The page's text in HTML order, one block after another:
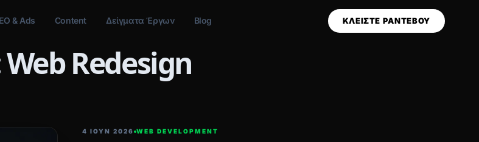
& Ads Content Δείγματα Έργων Blog ΚΛΕΙΣΤΕ ΡΑΝΤΕΒΟΥ
Web Redesign
4 ΙΟΥΝ 2026 WEB DEVELOPMENT